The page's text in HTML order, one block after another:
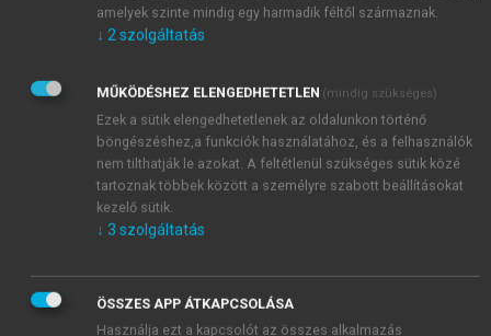
munkába. Két évvel ezelőtt munkahelye különféle
támadták. A felmerülő vádak igaztalanok voltak.
Hiába álltak ki mellette a munkatársai, hiába volt
morálisan feddhetetlen, a külső megterhelések
nyomán kimerült, s a körülötte lévő kaotikus
helyzetet nem tolerálta. Rendkívül fáradékony lett,
közömbössé vált a munkája és a családja iránt is.
Abbahagyta a rendszeres mozgást. Szétszórt és
hízni kezdett.
Magán pszichiáterhez járt, nehogy kitudódjanak
amelyek szinte mindig egy harmadik féltől származnak.
↓ 2szolgáltatás
MŰKÖDÉSHEZ ELENGEDHETETLEN (mindig szükséges)
Ezek a sütik elengedhetetlenek az oldalunkon történő
böngészéshez,a funkciók használatához, és a felhasználók
nem tilthatják le azokat. A feltétlenül szükséges sütik közé
tartoznak többek között a személyre szabott beállításokat
kezelő sütik.
↓ 3 szolgáltatás
ÖSSZES APP ÁTKAPCSOLÁSA
Használja ezt a kapcsolót az összes alkalmazás